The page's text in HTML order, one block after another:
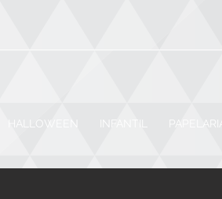
HALLOWEEN INFANTIL PAPELARIA